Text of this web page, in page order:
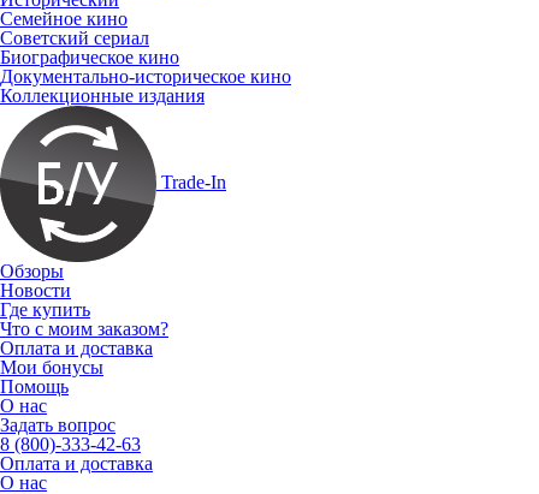
Семейное кино
Советский сериал
Биографическое кино
Документально-историческое кино
Коллекционные издания
Trade-In
Обзоры
Новости
Где купить
Что с моим заказом?
Оплата и доставка
Мои бонусы
Помощь
О нас
Задать вопрос
8 (800)-333-42-63
Оплата и доставка
О нас